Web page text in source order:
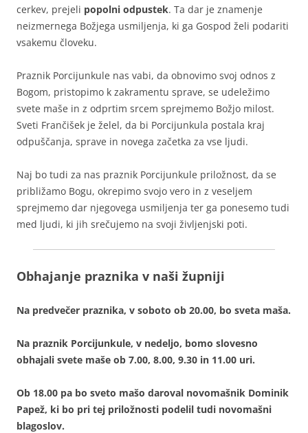
cerkev, prejeli popolni odpustek. Ta dar je znamenje
neizmernega Božjega usmiljenja, ki ga Gospod želi podariti
vsakemu človeku.
Praznik Porcijunkule nas vabi, da obnovimo svoj odnos z
Bogom, pristopimo k zakramentu sprave, se udeležimo
svete maše in z odprtim srcem sprejmemo Božjo milost.
Sveti Frančišek je želel, da bi Porcijunkula postala kraj
odpuščanja, sprave in novega začetka za vse ljudi.
Naj bo tudi za nas praznik Porcijunkule priložnost, da se
približamo Bogu, okrepimo svojo vero in z veseljem
sprejmemo dar njegovega usmiljenja ter ga ponesemo tudi
med ljudi, ki jih srečujemo na svoji življenjski poti.
Obhajanje praznika v naši župniji
Na predvečer praznika, v soboto ob 20.00, bo sveta maša.
Na praznik Porcijunkule, v nedeljo, bomo slovesno
obhajali svete maše ob 7.00, 8.00, 9.30 in 11.00 uri.
Ob 18.00 pa bo sveto mašo daroval novomašnik Dominik
Papež, ki bo pri tej priložnosti podelil tudi novomašni
blagoslov.